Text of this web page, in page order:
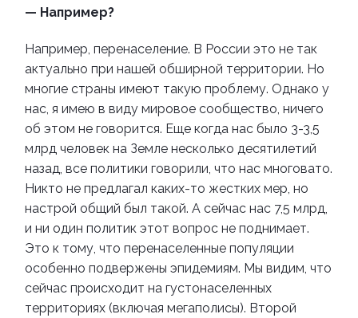
— Например?
Например, перенаселение. В России это не так
актуально при нашей обширной территории. Но
многие страны имеют такую проблему. Однако у
нас, я имею в виду мировое сообщество, ничего
об этом не говорится. Еще когда нас было 3-3,5
млрд человек на Земле несколько десятилетий
назад, все политики говорили, что нас многовато.
Никто не предлагал каких-то жестких мер, но
настрой общий был такой. А сейчас нас 7,5 млрд,
и ни один политик этот вопрос не поднимает.
Это к тому, что перенаселенные популяции
особенно подвержены эпидемиям. Мы видим, что
сейчас происходит на густонаселенных
территориях (включая мегаполисы). Второй